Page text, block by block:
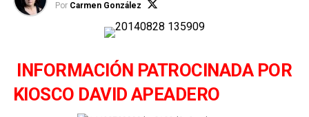
Por Carmen González
INFORMACIÓN PATROCINADA POR
KIOSCO DAVID APEADERO